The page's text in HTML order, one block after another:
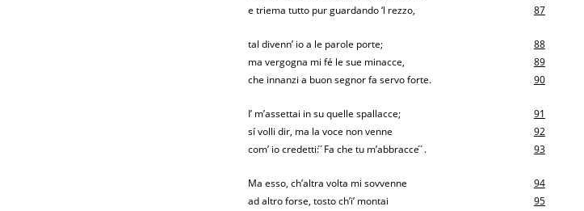
e triema tutto pur guardando ‘l rezzo,
87
tal divenn’ io a le parole porte; 88
ma vergogna mi fé le sue minacce,
89
che innanzi a buon segnor fa servo forte.
90
I’ m’assettai in su quelle spallacce; 91
sí volli dir, ma la voce non venne
92
com’ io credetti: ́ ́Fa che tu m’abbracce ́ ́.
93
Ma esso, ch’altra volta mi sovvenne 94
ad altro forse, tosto ch’i’ montai
95